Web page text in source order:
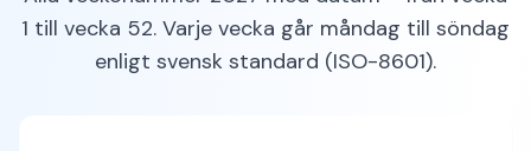
1 till vecka 52. Varje vecka går måndag till söndag
enligt svensk standard (ISO-8601).